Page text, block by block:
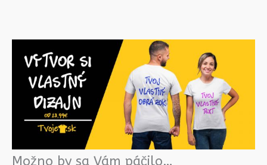
Možno by sa Vám páčilo…